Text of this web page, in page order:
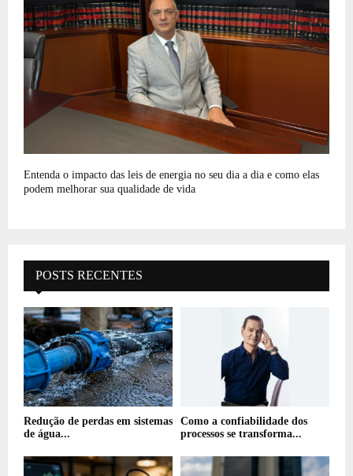
Entenda o impacto das leis de energia no seu dia a dia e como elas
podem melhorar sua qualidade de vida
POSTS RECENTES
Redução de perdas em sistemas
de água...
Como a confiabilidade dos
processos se transforma...